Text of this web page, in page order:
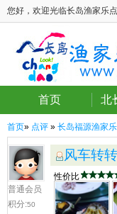
您好，欢迎光临长岛渔家乐点
首页 北
首页» 点评 » 长岛福源渔家乐
普通会员
积分:50
风车转转
性价比